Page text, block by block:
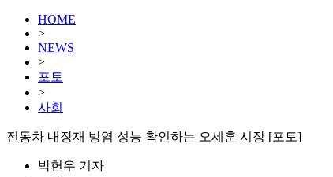
HOME
>
NEWS
>
포토
>
사회
전동차 내장재 방염 성능 확인하는 오세훈 시장 [포토]
박헌우 기자